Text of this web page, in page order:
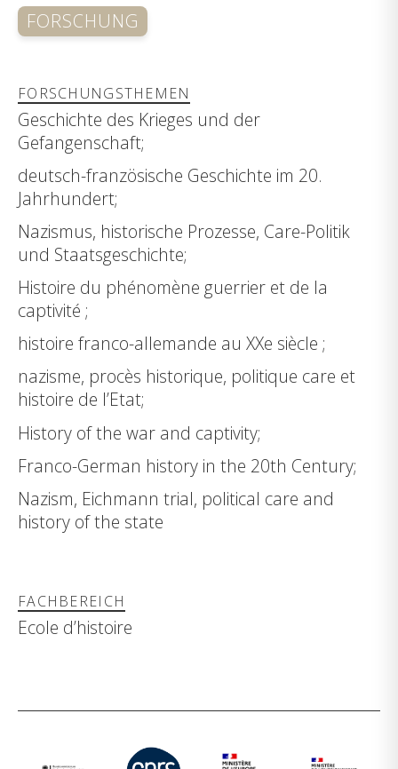
FORSCHUNG
FORSCHUNGSTHEMEN
Geschichte des Krieges und der
Gefangenschaft;
deutsch-französische Geschichte im 20.
Jahrhundert;
Nazismus, historische Prozesse, Care-Politik
und Staatsgeschichte;
Histoire du phénomène guerrier et de la
captivité ;
histoire franco-allemande au XXe siècle ;
nazisme, procès historique, politique care et
histoire de l’Etat;
History of the war and captivity;
Franco-German history in the 20th Century;
Nazism, Eichmann trial, political care and
history of the state
FACHBEREICH
Ecole d’histoire